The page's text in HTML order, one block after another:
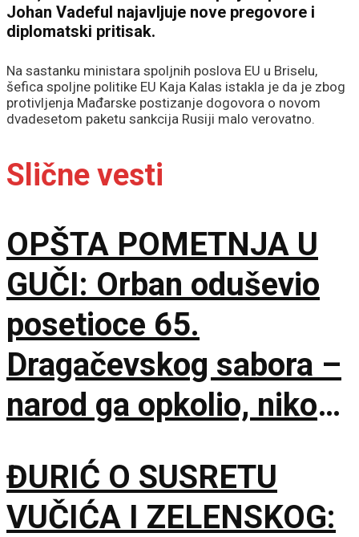
Johan Vadeful najavljuje nove pregovore i
diplomatski pritisak.
Na sastanku ministara spoljnih poslova EU u Briselu,
šefica spoljne politike EU Kaja Kalas istakla je da je zbog
protivljenja Mađarske postizanje dogovora o novom
dvadesetom paketu sankcija Rusiji malo verovatno.
Slične vesti
OPŠTA POMETNJA U
GUČI: Orban oduševio
posetioce 65.
Dragačevskog sabora –
narod ga opkolio, niko
opušten
ĐURIĆ O SUSRETU
VUČIĆA I ZELENSKOG: